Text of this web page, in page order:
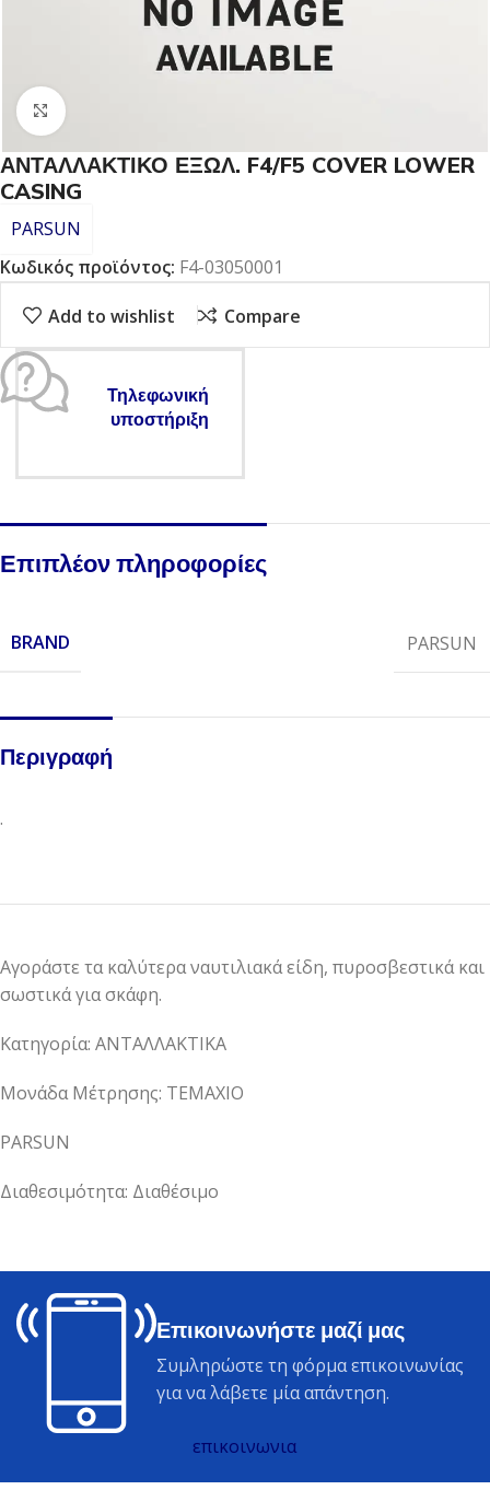
Click to enlarge
ΑΝΤΑΛΛΑΚΤΙΚΟ ΕΞΩΛ. F4/F5 COVER LOWER
CASING
PARSUN
Κωδικός προϊόντος: F4-03050001
Add to wishlist Compare
Τηλεφωνική
υποστήριξη
Επιπλέον πληροφορίες
BRAND PARSUN
Περιγραφή
.
Αγοράστε τα καλύτερα ναυτιλιακά είδη, πυροσβεστικά και
σωστικά για σκάφη.
Κατηγορία: ΑΝΤΑΛΛΑΚΤΙΚΑ
Μονάδα Μέτρησης: ΤΕΜΑΧΙΟ
PARSUN
Διαθεσιμότητα: Διαθέσιμο
Επικοινωνήστε μαζί μας
Συμληρώστε τη φόρμα επικοινωνίας
για να λάβετε μία απάντηση.
επικοινωνια